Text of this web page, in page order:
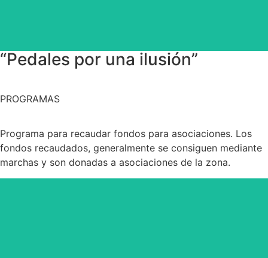
“Pedales por una ilusión”
PROGRAMAS
Programa para recaudar fondos para asociaciones. Los
fondos recaudados, generalmente se consiguen mediante
marchas y son donadas a asociaciones de la zona.